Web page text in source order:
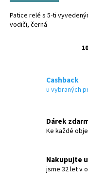
Patice relé s 5-ti
vodiči, černá
10
Cashback
u vybraných
Dárek
Ke každé
Nakupujte
jsme 32 let v